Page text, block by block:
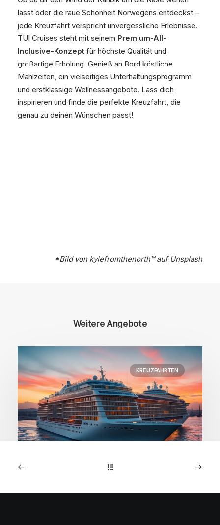
lässt oder die raue Schönheit Norwegens entdeckst –
jede Kreuzfahrt verspricht unvergessliche Erlebnisse.
TUI Cruises steht mit seinem Premium-All-
Inclusive-Konzept für höchste Qualität und
großartige Erholung. Genieß an Bord köstliche
Mahlzeiten, ein vielseitiges Unterhaltungsprogramm
und erstklassige Wellnessangebote. Lass dich
inspirieren und finde die perfekte Kreuzfahrt, die
genau zu deinen Wünschen passt!
*Bild von kylefromthenorth™️auf Unsplash
Weitere Angebote
KREUZFAHRTEN
1. Januar 2026